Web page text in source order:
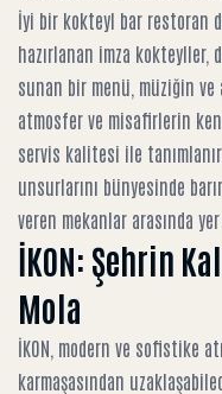
İyi bir kokteyl bar restoran
hazırlanan imza kokteyller,
sunan bir menü, müziğin ve
atmosfer ve misafirlerin
servis kalitesi ile
unsurlarını bünyesinde
veren mekanlar arasında yer
İKON: Şehrin
Mola
İKON, modern ve sofistike
karmaşasından